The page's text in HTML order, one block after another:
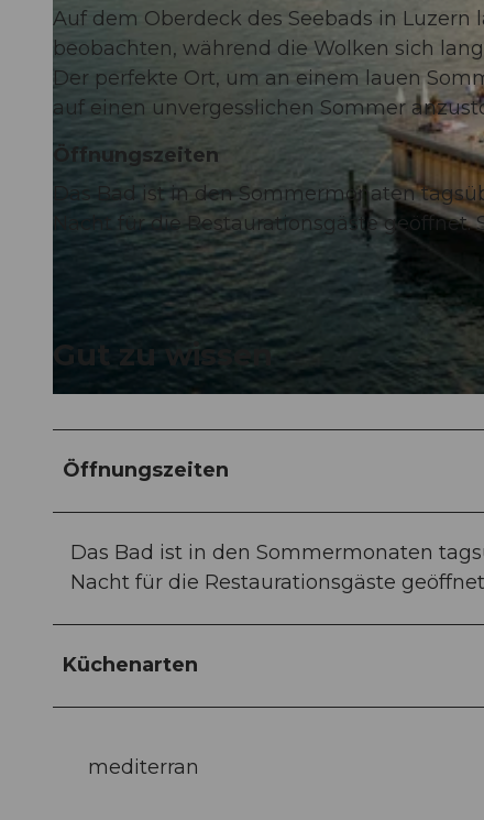
© Nicole Schäfer | Schweiz Tourismus, Nicole Schafer |
Auf dem Oberdeck des Seebads in
beobachten, während die Wolken sich
Der perfekte Ort, um an einem lauen
auf einen unvergesslichen Sommer
Öffnungszeiten
Das Bad ist in den Sommermonaten
Nacht für die Restaurationsgäste
Gut zu wissen
Öffnungszeiten
Das Bad ist in den Sommermonaten
Nacht für die Restaurationsgäste
Küchenarten
mediterran